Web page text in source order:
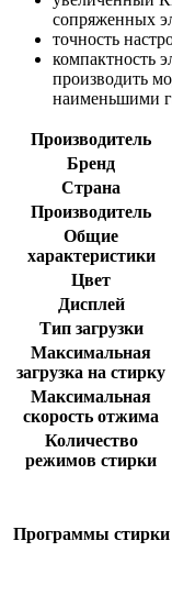
сопряженных
точность
компактность
производить
наименьшими
Производитель
Бренд
Страна
Производитель
Общие
характеристики
Цвет
Дисплей
Тип загрузки
Максимальная
загрузка на стирку
Максимальная
скорость отжима
Количество
режимов стирки
Программы стирки